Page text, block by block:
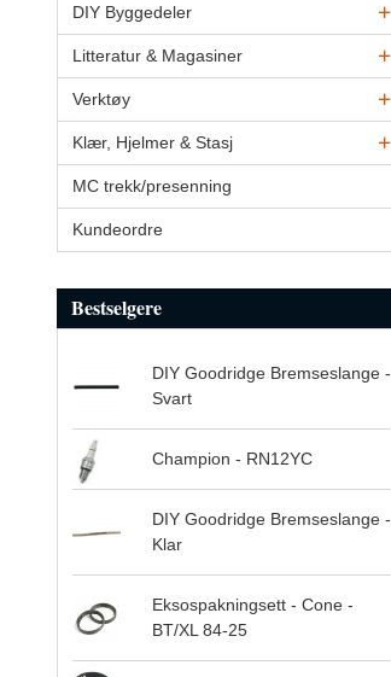
DIY Byggedeler
Litteratur & Magasiner
Verktøy
Klær, Hjelmer & Stasj
MC trekk/presenning
Kundeordre
Bestselgere
DIY Goodridge Bremseslange -
Svart
Champion - RN12YC
DIY Goodridge Bremseslange -
Klar
Eksospakningsett - Cone -
BT/XL 84-25